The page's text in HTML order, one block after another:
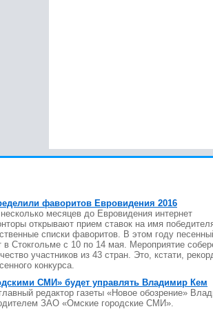
фаворитов Евровидения 2016
месяцев до Евровидения интернет
открывают прием ставок на имя
списки фаворитов. В этом году
в Стокгольме с 10 по 14 мая. Мероприятие
участников из 43 стран. Это, кстати,
конкурса.
СМИ» будет управлять Владимир Кем
редактор газеты «Новое обозрение»
ЗАО «Омские городские СМИ».